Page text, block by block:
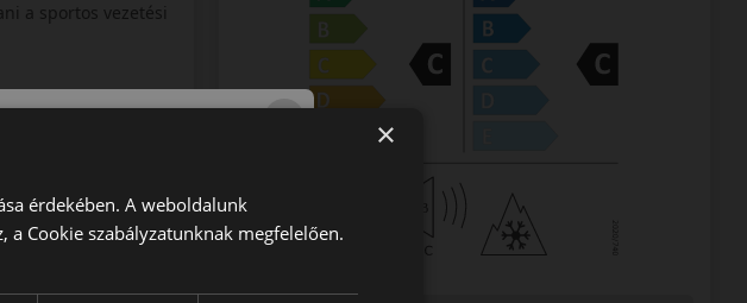
a sportos vezetési
×
érdekében. A weboldalunk
a Cookie szabályzatunknak megfelelően.